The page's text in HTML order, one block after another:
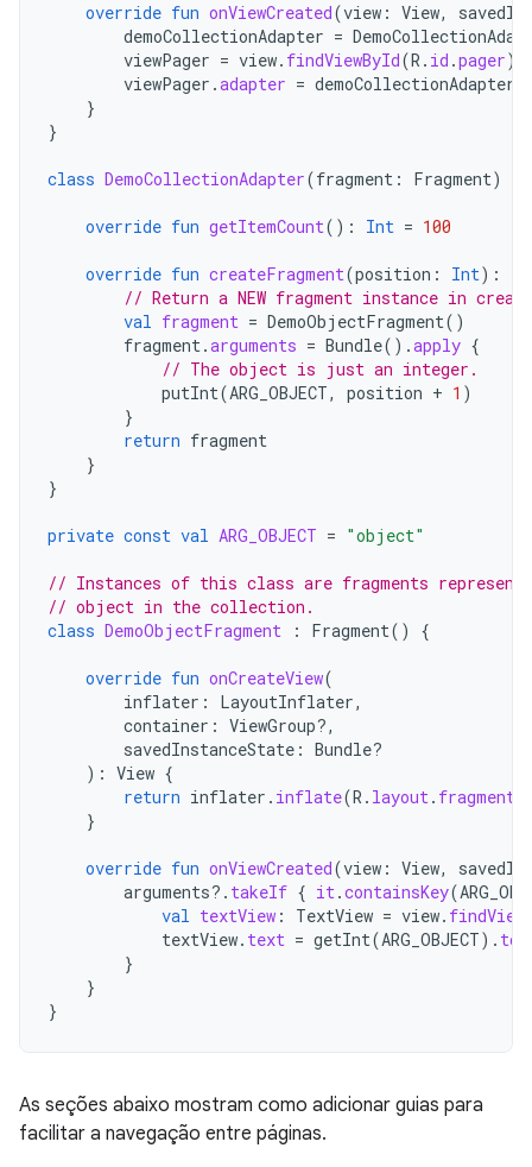
override fun onViewCreated(view : View,
demoCollectionAdapter =
viewPager = view. findViewById(R . id .pager)
viewPager .adapter = demoCollectionAdapter
}
}
class DemoCollectionAdapter(fragment : Fragment)
override fun getItemCount(): Int = 100
override fun createFragment(position : Int):
// Return a NEW fragment instance in
val fragment = DemoObjectFragment()
fragment.arguments = Bundle().apply {
// The object is just an integer.
putInt(ARG_OBJECT, position + 1 )
}
return fragment
}
}
private const val ARG_OBJECT = "object"
// Instances of this class are fragments
// object in the collection.
class DemoObjectFragment : Fragment() {
override fun onCreateView(
inflater : LayoutInflater,
container : ViewGroup?,
savedInstanceState : Bundle?
): View {
return inflater . inflate(R . layout.
}
override fun onViewCreated(view : View,
arguments?. takeIf { it.containsKey(
val textView : TextView = view.
textView. text = getInt(ARG_OBJECT).
}
}
}
As seções abaixo mostram como adicionar guias para
facilitar a navegação entre páginas.